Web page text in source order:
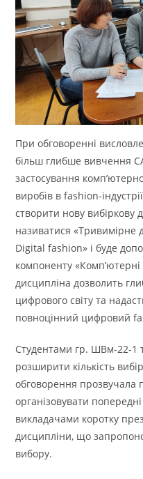
При обговоренні
більш глибше вивчення
застосування
виробів в fashion-
створити нову вибіркову
називатися «Тривимірне
Digital fashion» і буде
компоненту «Комп’ютерні
дисципліна дозволить
цифрового світу та
повноцінний цифровий
Студентами гр. ШВм-22-1
розширити кількість
обговорення прозвучала
організовувати
викладачами коротку
дисципліни, що
вибору.